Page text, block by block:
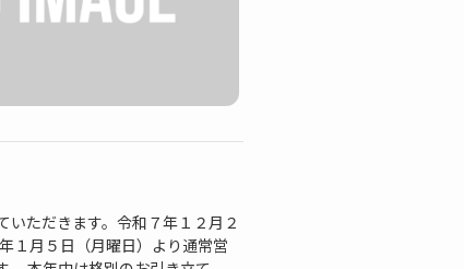
ただきます。令和７年１２月２
月５日（月曜日）より通常営